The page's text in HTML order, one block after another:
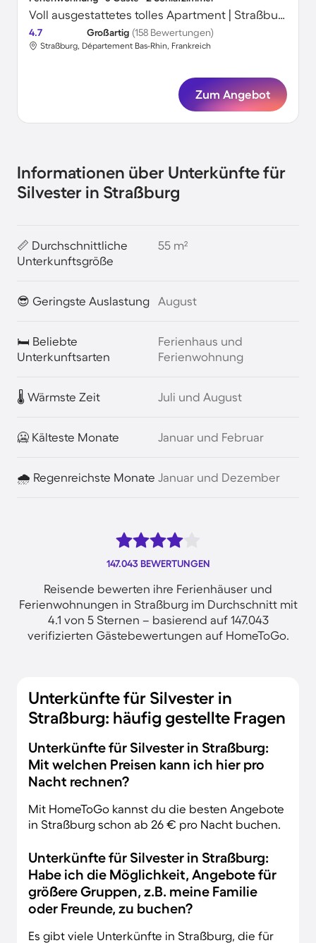
Voll ausgestattetes tolles Apartment | Straßburger Münster-Nähe
4.7 Großartig (158 Bewertungen)
Straßburg, Département Bas-Rhin, Frankreich
Zum Angebot
Informationen über Unterkünfte für
Silvester in Straßburg
📏 Durchschnittliche
Unterkunftsgröße
55 m²
😎 Geringste Auslastung August
🛏️ Beliebte
Unterkunftsarten
Ferienhaus und
Ferienwohnung
🌡️ Wärmste Zeit Juli und August
🥶 Kälteste Monate Januar und Februar
🌧️ Regenreichste Monate Januar und Dezember
147.043 BEWERTUNGEN
Reisende bewerten ihre Ferienhäuser und
Ferienwohnungen in Straßburg im Durchschnitt mit
4.1 von 5 Sternen – basierend auf 147.043
verifizierten Gästebewertungen auf HomeToGo.
Unterkünfte für Silvester in
Straßburg: häufig gestellte Fragen
Unterkünfte für Silvester in Straßburg:
Mit welchen Preisen kann ich hier pro
Nacht rechnen?
Mit HomeToGo kannst du die besten Angebote
in Straßburg schon ab 26 € pro Nacht buchen.
Unterkünfte für Silvester in Straßburg:
Habe ich die Möglichkeit, Angebote für
größere Gruppen, z.B. meine Familie
oder Freunde, zu buchen?
Es gibt viele Unterkünfte in Straßburg, die für